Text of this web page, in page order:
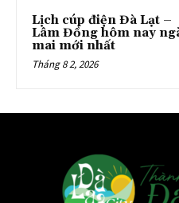
Lịch cúp điện Đà Lạt –
Lâm Đồng hôm nay
mai mới nhất
Tháng 8 2, 2026